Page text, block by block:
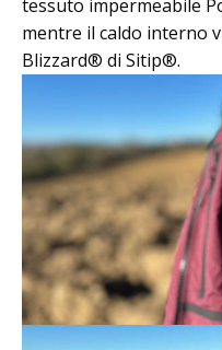
tessuto impermeabile
mentre il caldo interno
Blizzard® di Sitip®.